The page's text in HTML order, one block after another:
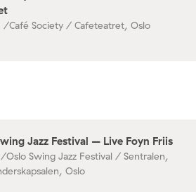
/Café Society / Cafeteatret, Oslo
Jazz Festival – Live Foyn Friis
/Oslo Swing Jazz Festival / Sentralen,
Oslo